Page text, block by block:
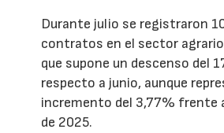
Durante julio se registraron
contratos en el sector
que supone un descenso del
respecto a junio, aunque
incremento del 3,77% frente
de 2025.